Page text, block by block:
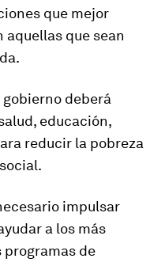
que mejor
que sean
deberá
educación,
reducir la pobreza
impulsar
a los más
programas de